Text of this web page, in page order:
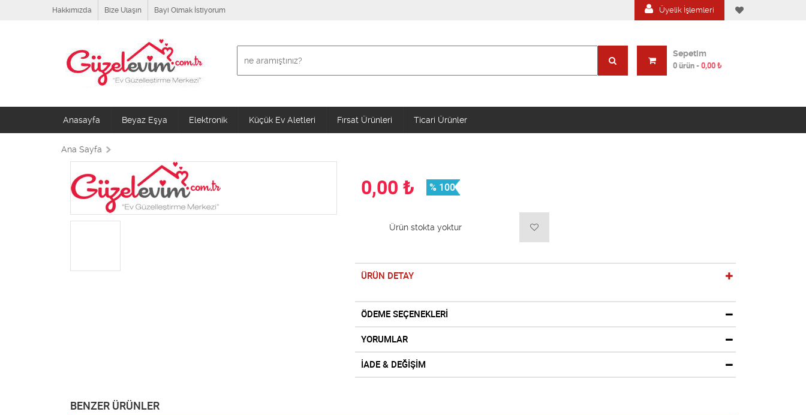
Hakkımızda Bize Ulaşın Bayi Olmak İstiyorum Üyelik İşlemleri
Sepetim
0 ürün - 0,00 ₺
Anasayfa Beyaz Eşya Elektronik Küçük Ev Aletleri Fırsat Ürünleri Ticari Ürünler
Ana Sayfa
0,00 ₺ % 100
Ürün stokta yoktur
ÜRÜN DETAY
ÖDEME SEÇENEKLERİ
YORUMLAR
İADE & DEĞİŞİM
BENZER ÜRÜNLER